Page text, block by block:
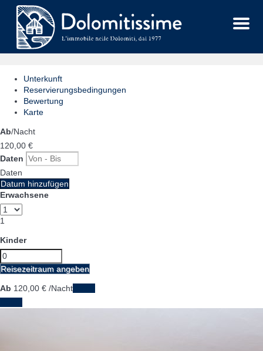
Menu
Unterkunft
Reservierungsbedingungen
Bewertung
Karte
Ab/Nacht
120, 00 €
Daten
Daten
Datum hinzufügen
Erwachsene
1
Kinder
Reisezeitraum angeben
Ab 120, 00 € /Nacht